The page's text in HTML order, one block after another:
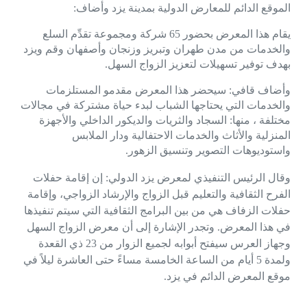
الموقع الدائم للمعارض الدولية بمدینة يزد وأضاف:
يقام هذا المعرض بحضور 65 شركة ومجموعة تقدِّم السلع
والخدمات من مدن طهران وتبريز وزنجان وأصفهان وقم ويزد
بهدف توفير تسهيلات لتعزيز الزواج السهل.
وأضاف قافي: سیحضر هذا المعرض مقدمو المستلزمات
والخدمات التي يحتاجها الشباب لبدء حياة مشتركة في مجالات
مختلفة ، منها: السجاد والثريات والديكور الداخلي والأجهزة
المنزلية والأثاث والخدمات الاحتفالية ودار الملابس
واستوديوهات التصوير وتنسيق الزهور.
وقال الرئيس التنفيذي لمعرض يزد الدولي: إن إقامة حفلات
الفرح الثقافية والتعلیم قبل الزواج والإرشاد الزواجي، وإقامة
حفلات الزفاف هي من بين البرامج الثقافية التي سيتم تنفيذها
في هذا المعرض. وتجدر الإشارة إلى أن معرض الزواج السهل
وجهاز العرس سيفتح أبوابه لجميع الزوار من 23 ذي القعدة
ولمدة 5 أيام من الساعة الخامسة مساءً حتى العاشرة لیلاً في
موقع المعرض الدائم في يزد.